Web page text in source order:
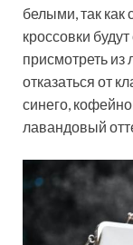
белыми, так
кроссовки
присмотреть из
отказаться от
синего,
лавандовый